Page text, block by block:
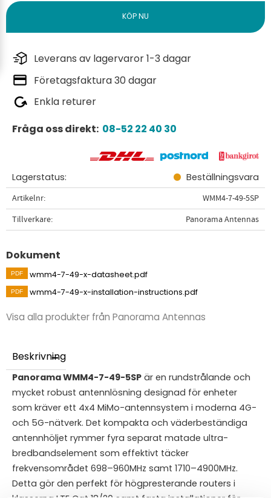
Leverans av lagervaror 1-3 dagar
Företagsfaktura 30 dagar
Enkla returer
Fråga oss direkt: 08-52 22 40 30
Lagerstatus Beställningsvara
Artikelnr
WMM4-7-49-5SP
Tillverkare
Panorama Antennas
Dokument
wmm4-7-49-x-datasheet.pdf
wmm4-7-49-x-installation-instructions.pdf
Visa alla produkter från Panorama Antennas
Beskrivning
Panorama WMM4-7-49-5SP är en rundstrålande och
mycket robust antennlösning designad för enheter
som kräver ett 4x4 MiMo-antennsystem i moderna 4G-
och 5G-nätverk. Det kompakta och väderbeständiga
antennhöljet rymmer fyra separat matade ultra-
bredbandselement som effektivt täcker
frekvensområdet 698–960MHz samt 1710–4900MHz.
Detta gör den perfekt för högpresterande routers i